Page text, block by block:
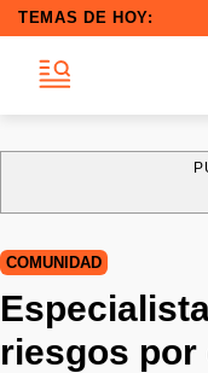
TEMAS DE HOY:
COMUNIDAD
riesgos por